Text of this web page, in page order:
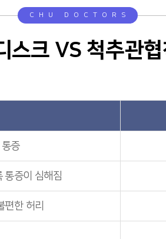
CHU DOCTORS
스크 VS 척추관
증
통증이 심해짐
편한 허리